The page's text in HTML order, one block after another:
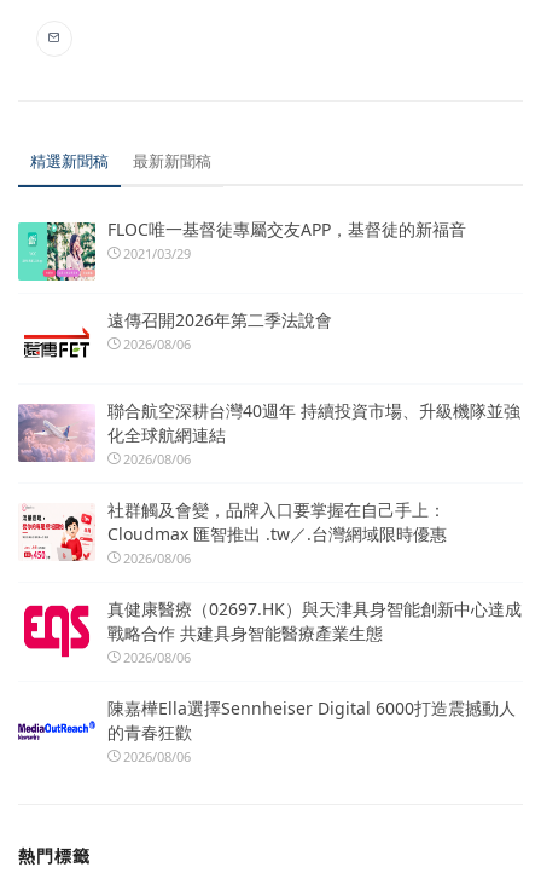
精選新聞稿 最新新聞稿
FLOC唯一基督徒專屬交友APP，基督徒的新福音
2021/03/29
遠傳召開2026年第二季法說會
2026/08/06
聯合航空深耕台灣40週年 持續投資市場、升級機隊並強
化全球航網連結
2026/08/06
社群觸及會變，品牌入口要掌握在自己手上：
Cloudmax 匯智推出 .tw／.台灣網域限時優惠
2026/08/06
真健康醫療（02697.HK）與天津具身智能創新中心達成
戰略合作 共建具身智能醫療產業生態
2026/08/06
陳嘉樺Ella選擇Sennheiser Digital 6000打造震撼動人
的青春狂歡
2026/08/06
熱門標籤